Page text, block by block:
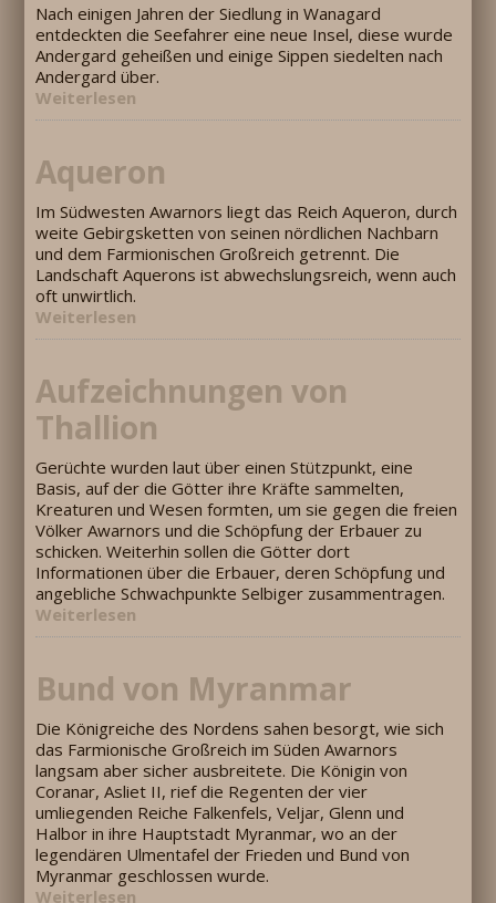
Nach einigen Jahren der Siedlung in Wanagard
entdeckten die Seefahrer eine neue Insel, diese wurde
Andergard geheißen und einige Sippen siedelten nach
Andergard über.
Weiterlesen
Aqueron
Im Südwesten Awarnors liegt das Reich Aqueron, durch
weite Gebirgsketten von seinen nördlichen Nachbarn
und dem Farmionischen Großreich getrennt. Die
Landschaft Aquerons ist abwechslungsreich, wenn auch
oft unwirtlich.
Weiterlesen
Aufzeichnungen von
Thallion
Gerüchte wurden laut über einen Stützpunkt, eine
Basis, auf der die Götter ihre Kräfte sammelten,
Kreaturen und Wesen formten, um sie gegen die freien
Völker Awarnors und die Schöpfung der Erbauer zu
schicken. Weiterhin sollen die Götter dort
Informationen über die Erbauer, deren Schöpfung und
angebliche Schwachpunkte Selbiger zusammentragen.
Weiterlesen
Bund von Myranmar
Die Königreiche des Nordens sahen besorgt, wie sich
das Farmionische Großreich im Süden Awarnors
langsam aber sicher ausbreitete. Die Königin von
Coranar, Asliet II, rief die Regenten der vier
umliegenden Reiche Falkenfels, Veljar, Glenn und
Halbor in ihre Hauptstadt Myranmar, wo an der
legendären Ulmentafel der Frieden und Bund von
Myranmar geschlossen wurde.
Weiterlesen